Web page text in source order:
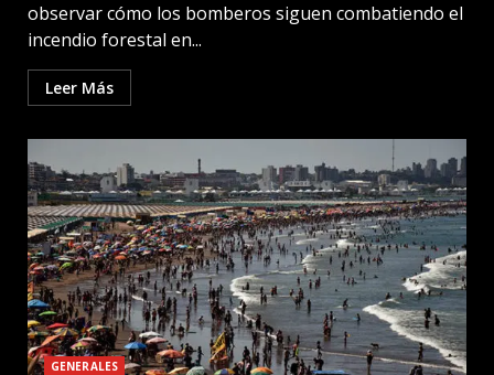
observar cómo los bomberos siguen combatiendo el
incendio forestal en...
Leer Más
GENERALES